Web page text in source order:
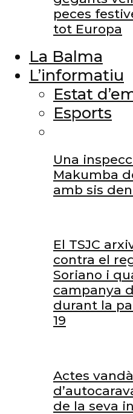
peces
tot Europa
La Balma
L’informatiu
Estat
Esports
Una
Makumba
amb sis
El TSJC
contra el
Soriano i
campanya
durant la
19
Actes
de la seva